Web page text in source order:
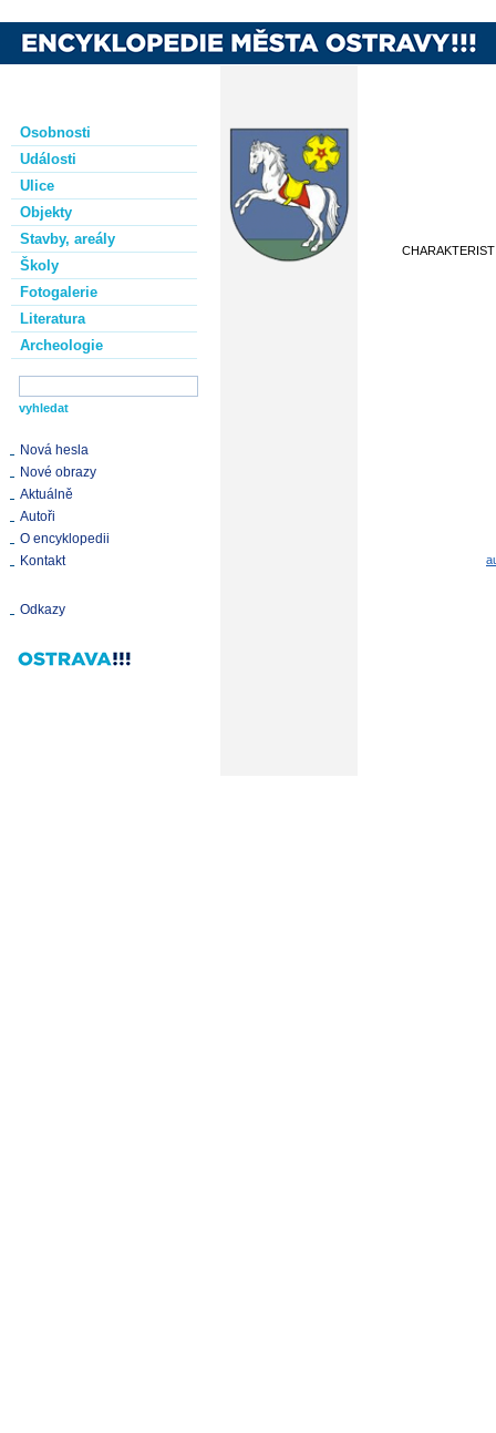
Osobnosti
Události
Ulice
Objekty
Stavby, areály
Školy
Fotogalerie
Literatura
Archeologie
Nová hesla
Nové obrazy
Aktuálně
Autoři
O encyklopedii
Kontakt
Odkazy